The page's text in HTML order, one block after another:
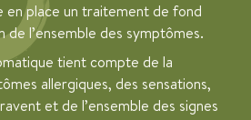
en place un traitement de fond
l’ensemble des symptômes.
tient compte de la
allergiques, des sensations,
et de l’ensemble des signes